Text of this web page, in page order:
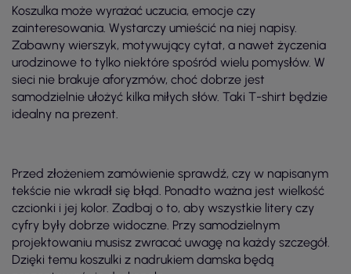
Koszulka może wyrażać uczucia, emocje czy
zainteresowania. Wystarczy umieścić na niej napisy.
Zabawny wierszyk, motywujący cytat, a nawet życzenia
urodzinowe to tylko niektóre spośród wielu pomysłów. W
sieci nie brakuje aforyzmów, choć dobrze jest
samodzielnie ułożyć kilka miłych słów. Taki T-shirt będzie
idealny na prezent.
Przed złożeniem zamówienie sprawdź, czy w napisanym
tekście nie wkradł się błąd. Ponadto ważna jest wielkość
czcionki i jej kolor. Zadbaj o to, aby wszystkie litery czy
cyfry były dobrze widoczne. Przy samodzielnym
projektowaniu musisz zwracać uwagę na każdy szczegół.
Dzięki temu koszulki z nadrukiem damska będą